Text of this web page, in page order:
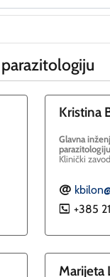
Kristina
Glavna
parazitologiju
Klinički
E
P +385
Marijeta